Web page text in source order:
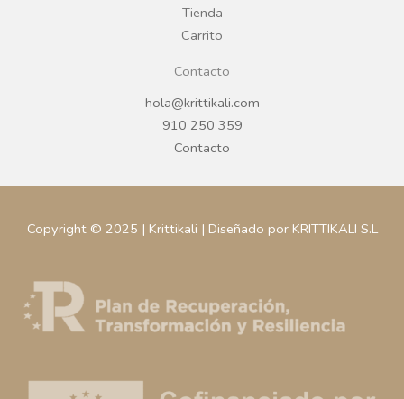
Tienda
Carrito
Contacto
hola@krittikali.com
910 250 359
Contacto
Copyright © 2025 | Krittikali | Diseñado por KRITTIKALI S.L